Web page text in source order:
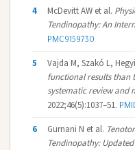
4 McDevitt AW et al.
Tendinopathy: An
PMC9159730
5 Vajda M, Szakó L,
functional results than
systematic review and
2022;46(5):1037–51.
6 Gurnani N et al.
Tendinopathy: